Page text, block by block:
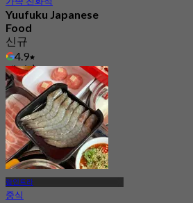
Yuufuku Japanese
Food
신규
4.9
에서฿ 297.5
람인트라
중식